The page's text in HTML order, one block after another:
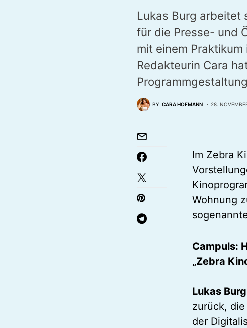
Lukas Burg arbeitet
für die Presse- und
mit einem
Redakteurin Cara
BY CARA HOFMANN 28.
Im Zebra
Wohnung
Campuls:
„Zebra
Lukas
zurück,
der